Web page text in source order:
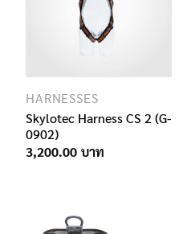
HARNESSES
Skylotec Harness CS 2 (G-
0902)
3,200.00